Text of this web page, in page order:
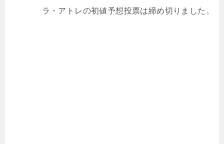
ラ・アトレの初値予想投票は締め切りました。